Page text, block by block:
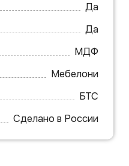
Да
Да
МДФ
Мебелони
БТС
Сделано в России